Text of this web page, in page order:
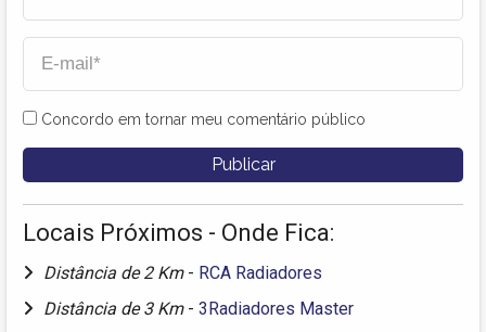
Concordo em tornar meu comentário público
Locais Próximos - Onde Fica:
Distância de 2 Km - RCA Radiadores
Distância de 3 Km - 3Radiadores Master